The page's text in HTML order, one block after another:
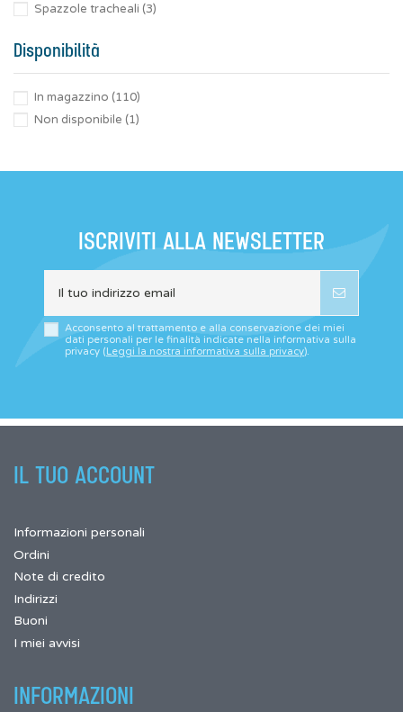
Spazzole tracheali (3)
Disponibilità
In magazzino (110)
Non disponibile (1)
ISCRIVITI ALLA NEWSLETTER
Acconsento al trattamento e alla conservazione dei miei
dati personali per le finalità indicate nella informativa sulla
privacy ( Leggi la nostra informativa sulla privacy).
IL TUO ACCOUNT
Informazioni personali
Ordini
Note di credito
Indirizzi
Buoni
I miei avvisi
INFORMAZIONI